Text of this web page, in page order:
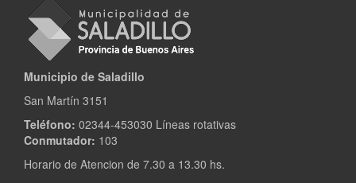
Municipio de Saladillo
San Martín 3151
Teléfono: 02344-453030 Líneas rotativas
Conmutador: 103
Horario de Atencion de 7.30 a 13.30 hs.